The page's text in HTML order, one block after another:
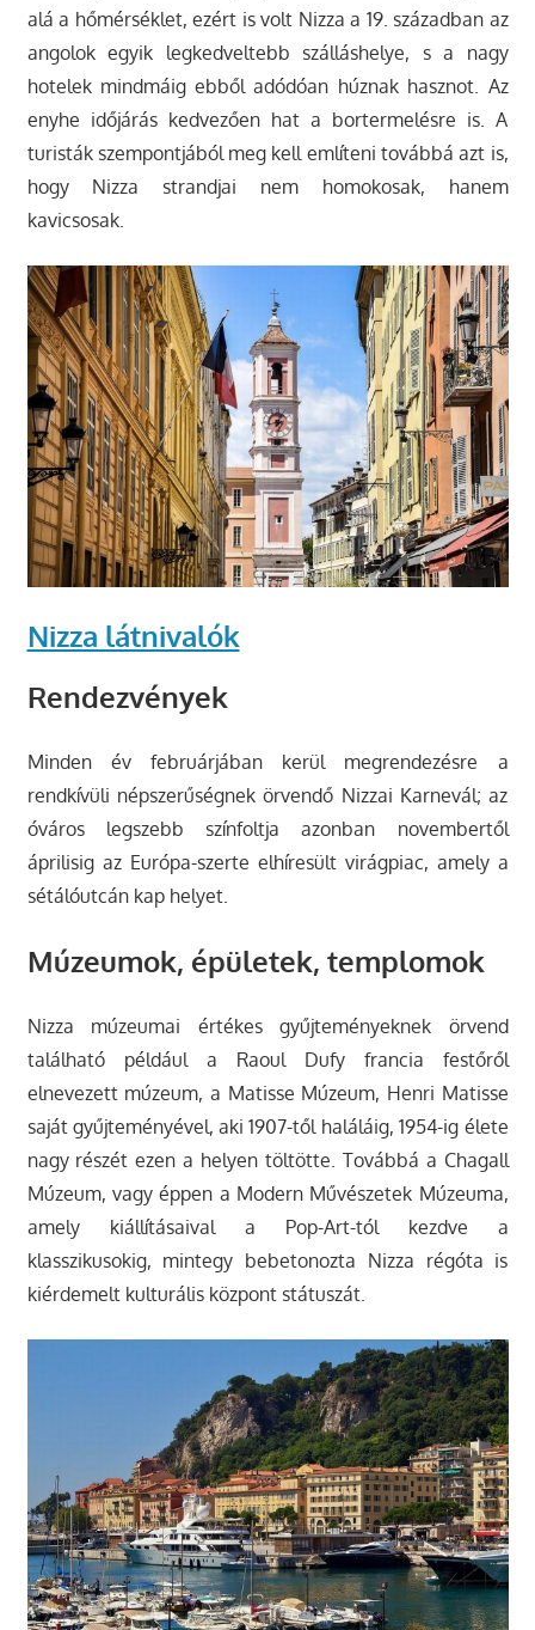
alá a hőmérséklet, ezért is volt Nizza a 19. században az
angolok egyik legkedveltebb szálláshelye, s a nagy
hotelek mindmáig ebből adódóan húznak hasznot. Az
enyhe időjárás kedvezően hat a bortermelésre is. A
turisták szempontjából meg kell említeni továbbá azt is,
hogy Nizza strandjai nem homokosak, hanem
kavicsosak.
Nizza látnivalók
Rendezvények
Minden év februárjában kerül megrendezésre a
rendkívüli népszerűségnek örvendő Nizzai Karnevál; az
óváros legszebb színfoltja azonban novembertől
áprilisig az Európa-szerte elhíresült virágpiac, amely a
sétálóutcán kap helyet.
Múzeumok, épületek, templomok
Nizza múzeumai értékes gyűjteményeknek örvend
található például a Raoul Dufy francia festőről
elnevezett múzeum, a Matisse Múzeum, Henri Matisse
saját gyűjteményével, aki 1907-től haláláig, 1954-ig élete
nagy részét ezen a helyen töltötte. Továbbá a Chagall
Múzeum, vagy éppen a Modern Művészetek Múzeuma,
amely kiállításaival a Pop-Art-tól kezdve a
klasszikusokig, mintegy bebetonozta Nizza régóta is
kiérdemelt kulturális központ státuszát.